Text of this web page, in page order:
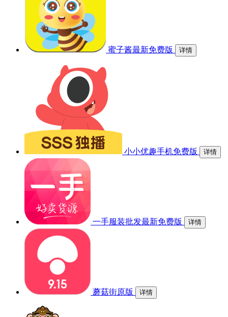
蜜子酱最新免费版 详情
小小优趣手机免费版 详情
一手服装批发最新免费版 详情
蘑菇街原版 详情